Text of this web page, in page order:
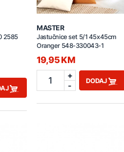
2585
MASTER
Jastučnice set 5/1 45x45cm
Oranger 548-330043-1
19,95 KM
1
+
-
DODAJ